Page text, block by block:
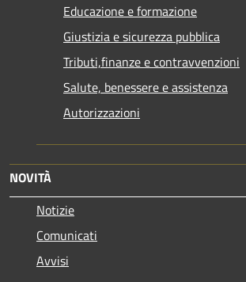
Educazione e formazione
Giustizia e sicurezza pubblica
Tributi,finanze e contravvenzioni
Salute, benessere e assistenza
Autorizzazioni
NOVITÀ
Notizie
Comunicati
Avvisi